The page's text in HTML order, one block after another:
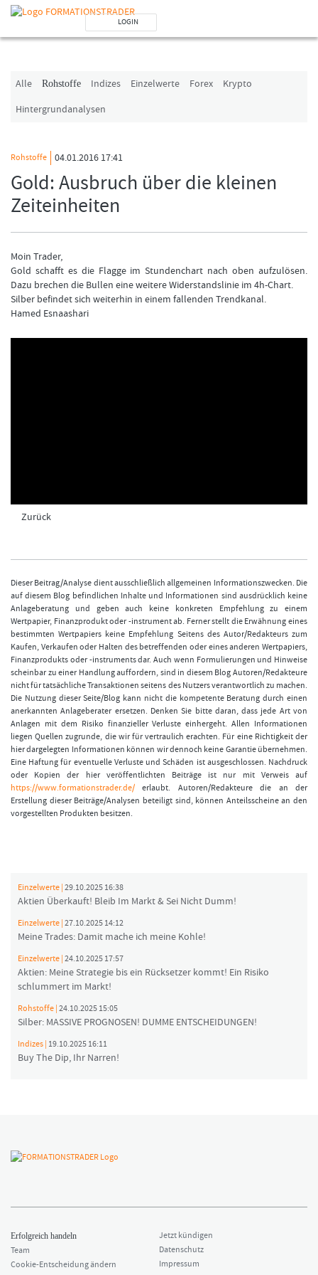
LOGIN
Alle Rohstoffe Indizes Einzelwerte Forex
Krypto
Hintergrundanalysen
Rohstoffe 04.01.2016 17:41
Gold: Ausbruch über die kleinen
Zeiteinheiten
Moin Trader,
Gold schafft es die Flagge im Stundenchart nach oben aufzulösen.
Dazu brechen die Bullen eine weitere Widerstandslinie im 4h-Chart.
Silber befindet sich weiterhin in einem fallenden Trendkanal.
Hamed Esnaashari
Zurück
Dieser Beitrag/Analyse dient ausschließlich allgemeinen Informationszwecken. Die
auf diesem Blog befindlichen Inhalte und Informationen sind ausdrücklich keine
Anlageberatung und geben auch keine konkreten Empfehlung zu einem
Wertpapier, Finanzprodukt oder -instrument ab. Ferner stellt die Erwähnung eines
bestimmten Wertpapiers keine Empfehlung Seitens des Autor/Redakteurs zum
Kaufen, Verkaufen oder Halten des betreffenden oder eines anderen Wertpapiers,
Finanzprodukts oder -instruments dar. Auch wenn Formulierungen und Hinweise
scheinbar zu einer Handlung auffordern, sind in diesem Blog Autoren/Redakteure
nicht für tatsächliche Transaktionen seitens des Nutzers verantwortlich zu machen.
Die Nutzung dieser Seite/Blog kann nicht die kompetente Beratung durch einen
anerkannten Anlageberater ersetzen. Denken Sie bitte daran, dass jede Art von
Anlagen mit dem Risiko finanzieller Verluste einhergeht. Allen Informationen
liegen Quellen zugrunde, die wir für vertraulich erachten. Für eine Richtigkeit der
hier dargelegten Informationen können wir dennoch keine Garantie übernehmen.
Eine Haftung für eventuelle Verluste und Schäden ist ausgeschlossen. Nachdruck
oder Kopien der hier veröffentlichten Beiträge ist nur mit Verweis auf
https://www.formationstrader.de/ erlaubt. Autoren/Redakteure die an der
Erstellung dieser Beiträge/Analysen beteiligt sind, können Anteilsscheine an den
vorgestellten Produkten besitzen.
Einzelwerte | 29.10.2025 16:38
Aktien Überkauft! Bleib Im Markt & Sei Nicht Dumm!
Einzelwerte | 27.10.2025 14:12
Meine Trades: Damit mache ich meine Kohle!
Einzelwerte | 24.10.2025 17:57
Aktien: Meine Strategie bis ein Rücksetzer kommt! Ein Risiko
schlummert im Markt!
Rohstoffe | 24.10.2025 15:05
Silber: MASSIVE PROGNOSEN! DUMME ENTSCHEIDUNGEN!
Indizes | 19.10.2025 16:11
Buy The Dip, Ihr Narren!
Erfolgreich handeln
Team
Cookie-Entscheidung ändern
Jetzt kündigen
Datenschutz
Impressum
LOGIN
Passwort vergessen
Das Formationstrader Programm bietet unterschiedliche User-Pakete. Bitte
klicken Sie unten auf „Formationstrader werden“, und finden Sie auf
unserem Online-Shop das passende Angebot.